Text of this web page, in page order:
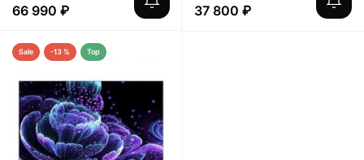
66 990 ₽ 37 800 ₽
Sale -13 % Top